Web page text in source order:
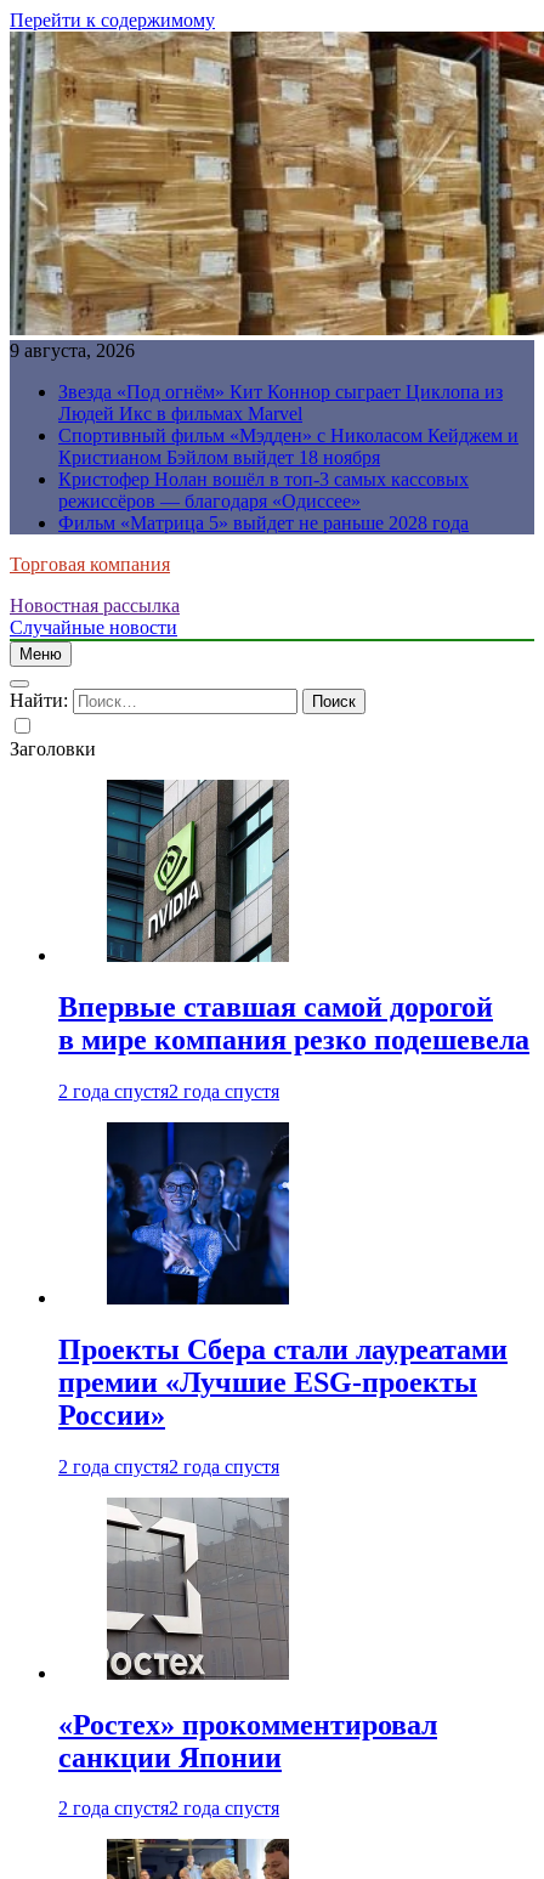
Перейти к содержимому
9 августа, 2026
Звезда «Под огнём» Кит Коннор сыграет Циклопа из
Людей Икс в фильмах Marvel
Спортивный фильм «Мэдден» с Николасом Кейджем и
Кристианом Бэйлом выйдет 18 ноября
Кристофер Нолан вошёл в топ-3 самых кассовых
режиссёров — благодаря «Одиссее»
Фильм «Матрица 5» выйдет не раньше 2028 года
Торговая компания
Новостная рассылка
Случайные новости
Меню
Найти:
Заголовки
Впервые ставшая самой дорогой
в мире компания резко подешевела
2 года спустя2 года спустя
Проекты Сбера стали лауреатами
премии «Лучшие ESG-проекты
России»
2 года спустя2 года спустя
«Ростех» прокомментировал
санкции Японии
2 года спустя2 года спустя